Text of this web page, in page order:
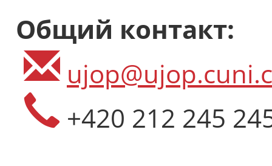
Общий контакт:
+420 212 245